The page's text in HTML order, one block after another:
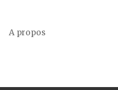
A propos